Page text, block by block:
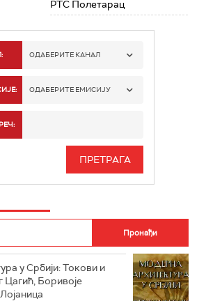
РТС Полетарац
ОДАБЕРИТЕ КАНАЛ
РТС 1
РТС 3
РТС ЖИВОТ
ОДАБЕРИТЕ ЕМИСИЈУ
ИНФО
у Србији: Токови и
Цагић, Боривоје